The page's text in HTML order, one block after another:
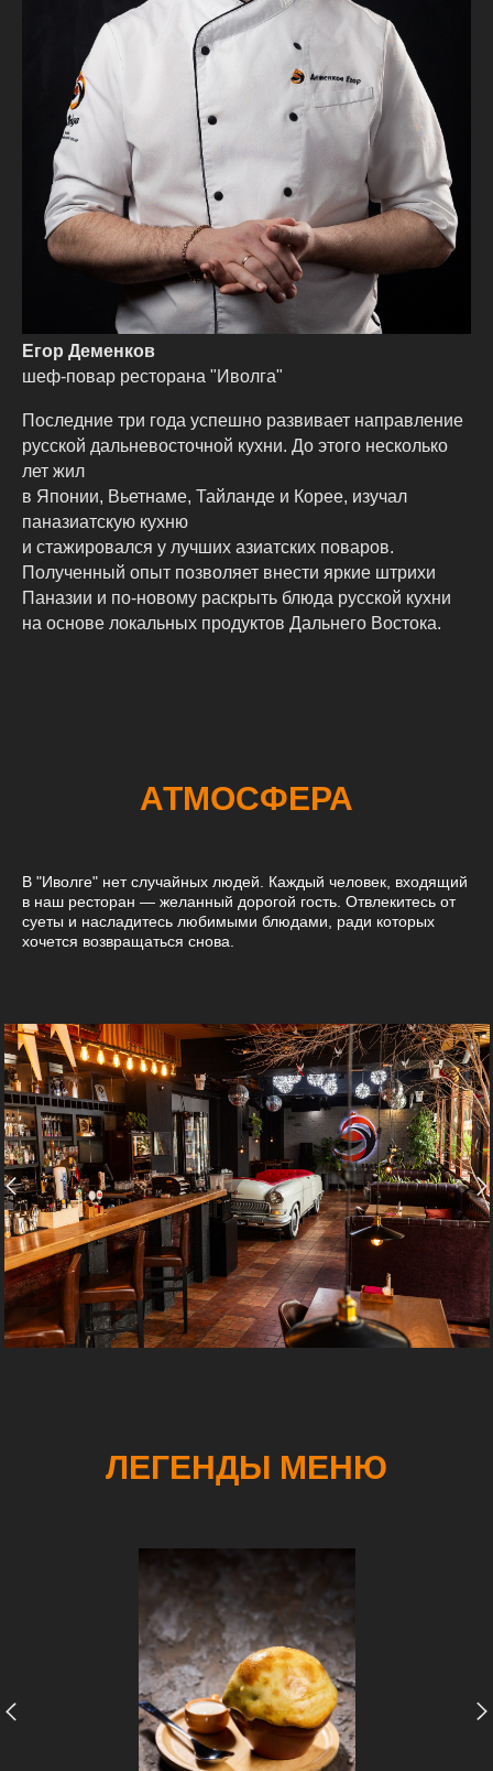
Егор Деменков
шеф-повар ресторана "Иволга"
Последние три года успешно развивает направление
русской дальневосточной кухни. До этого несколько
лет жил
в Японии, Вьетнаме, Тайланде и Корее, изучал
паназиатскую кухню
и стажировался у лучших азиатских поваров.
Полученный опыт позволяет внести яркие штрихи
Паназии и по-новому раскрыть блюда русской кухни
на основе локальных продуктов Дальнего Востока.
АТМОСФЕРА
В "Иволге" нет случайных людей. Каждый человек, входящий
в наш ресторан — желанный дорогой гость. Отвлекитесь от
суеты и насладитесь любимыми блюдами, ради которых
хочется возвращаться снова.
ЛЕГЕНДЫ МЕНЮ